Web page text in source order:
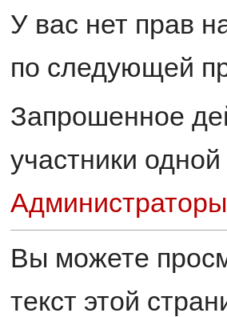
У вас нет прав
по следующей
Запрошенное
участники
Администраторы
Вы можете
текст этой